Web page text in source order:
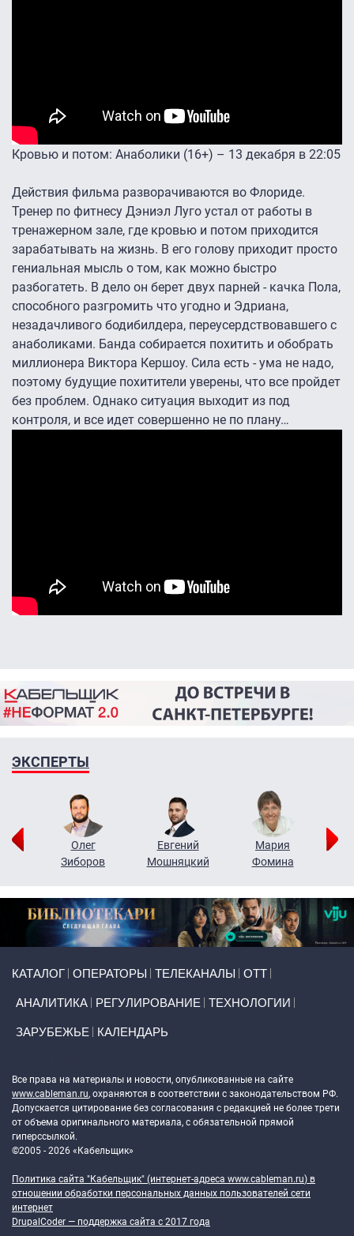
Кровью и потом: Анаболики (16+) – 13 декабря в 22:05
Действия фильма разворачиваются во Флориде.
Тренер по фитнесу Дэниэл Луго устал от работы в
тренажерном зале, где кровью и потом приходится
зарабатывать на жизнь. В его голову приходит просто
гениальная мысль о том, как можно быстро
разбогатеть. В дело он берет двух парней - качка Пола,
способного разгромить что угодно и Эдриана,
незадачливого бодибилдера, переусердствовавшего с
анаболиками. Банда собирается похитить и обобрать
миллионера Виктора Кершоу. Сила есть - ума не надо,
поэтому будущие похитители уверены, что все пройдет
без проблем. Однако ситуация выходит из под
контроля, и все идет совершенно не по плану…
ЭКСПЕРТЫ
Олег
Зиборов
Евгений
Мошняцкий
Мария
Фомина
КАТАЛОГ ОПЕРАТОРЫ ТЕЛЕКАНАЛЫ ОТТ
АНАЛИТИКА РЕГУЛИРОВАНИЕ ТЕХНОЛОГИИ
ЗАРУБЕЖЬЕ КАЛЕНДАРЬ
Все права на материалы и новости, опубликованные на сайте
www.cableman.ru, охраняются в соответствии с законодательством РФ.
Допускается цитирование без согласования с редакцией не более трети
от объема оригинального материала, с обязательной прямой
гиперссылкой.
©2005 - 2026 «Кабельщик»
Политика сайта "Кабельщик" (интернет-адреса www.cableman.ru) в
отношении обработки персональных данных пользователей сети
интернет
DrupalCoder — поддержка сайта c 2017 года